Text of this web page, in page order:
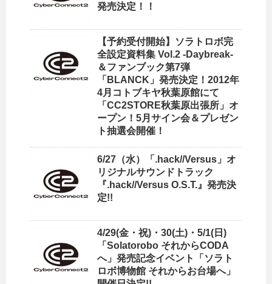
発売決定！！
【予約受付開始】ソラトロボ完
全設定資料集 Vol.2 -Daybreak-
＆ファンブック第7弾
「BLANCK」発売決定！2012年
4月コトブキヤ秋葉原館にて
「CC2STORE秋葉原出張所」オ
ープン！5月サイン会＆プレゼン
ト抽選会開催！
6/27（水）「.hack//Versus」オ
リジナルサウンドトラック
『.hack//Versus O.S.T.』発売決
定!!
4/29(金・祝)・30(土)・5/1(日)
「Solatorobo それからCODA
へ」発売記念イベント「ソラト
ロボ博物館 それからお台場へ」